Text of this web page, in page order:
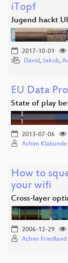
iTopf
Jugend hackt
2017-10-01
David, Jakob,
EU Data
State of play
2013-07-06
Achim Klabunde
How to
your wifi
Cross-layer
2006-12-29
Achim Friedland